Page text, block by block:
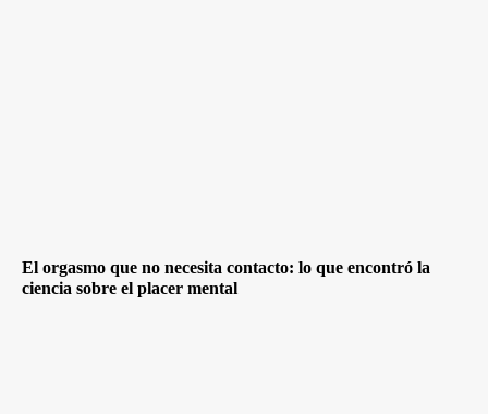
El orgasmo que no necesita contacto: lo que encontró la
ciencia sobre el placer mental